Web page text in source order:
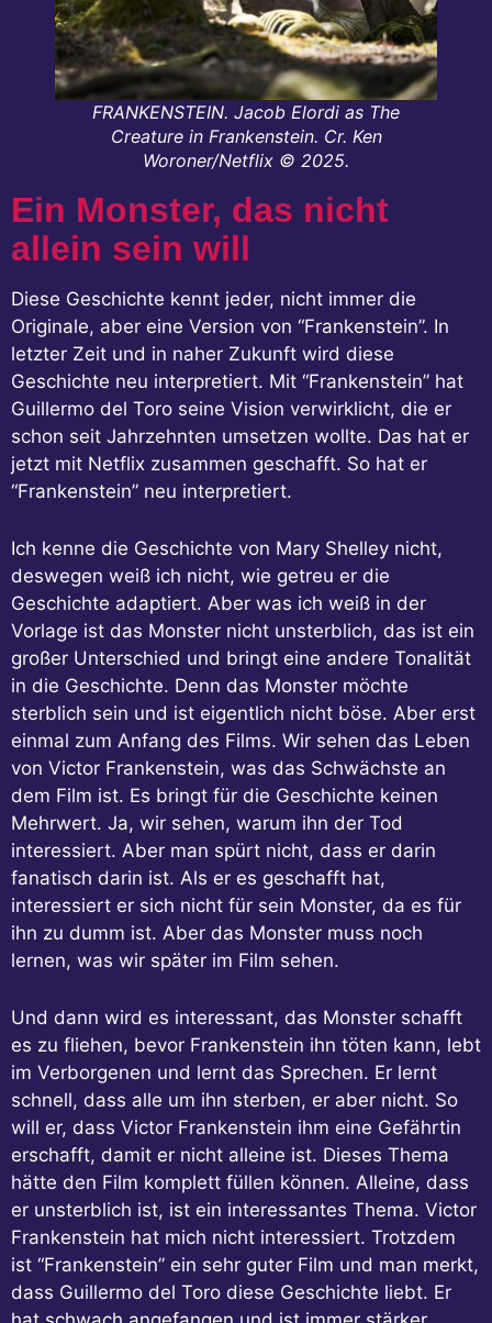
FRANKENSTEIN. Jacob Elordi as The
Creature in Frankenstein. Cr. Ken
Woroner/Netflix © 2025.
Ein Monster, das nicht
allein sein will
Diese Geschichte kennt jeder, nicht immer die
Originale, aber eine Version von “Frankenstein”. In
letzter Zeit und in naher Zukunft wird diese
Geschichte neu interpretiert. Mit “Frankenstein” hat
Guillermo del Toro seine Vision verwirklicht, die er
schon seit Jahrzehnten umsetzen wollte. Das hat er
jetzt mit Netflix zusammen geschafft. So hat er
“Frankenstein” neu interpretiert.
Ich kenne die Geschichte von Mary Shelley nicht,
deswegen weiß ich nicht, wie getreu er die
Geschichte adaptiert. Aber was ich weiß in der
Vorlage ist das Monster nicht unsterblich, das ist ein
großer Unterschied und bringt eine andere Tonalität
in die Geschichte. Denn das Monster möchte
sterblich sein und ist eigentlich nicht böse. Aber erst
einmal zum Anfang des Films. Wir sehen das Leben
von Victor Frankenstein, was das Schwächste an
dem Film ist. Es bringt für die Geschichte keinen
Mehrwert. Ja, wir sehen, warum ihn der Tod
interessiert. Aber man spürt nicht, dass er darin
fanatisch darin ist. Als er es geschafft hat,
interessiert er sich nicht für sein Monster, da es für
ihn zu dumm ist. Aber das Monster muss noch
lernen, was wir später im Film sehen.
Und dann wird es interessant, das Monster schafft
es zu fliehen, bevor Frankenstein ihn töten kann, lebt
im Verborgenen und lernt das Sprechen. Er lernt
schnell, dass alle um ihn sterben, er aber nicht. So
will er, dass Victor Frankenstein ihm eine Gefährtin
erschafft, damit er nicht alleine ist. Dieses Thema
hätte den Film komplett füllen können. Alleine, dass
er unsterblich ist, ist ein interessantes Thema. Victor
Frankenstein hat mich nicht interessiert. Trotzdem
ist “Frankenstein” ein sehr guter Film und man merkt,
dass Guillermo del Toro diese Geschichte liebt. Er